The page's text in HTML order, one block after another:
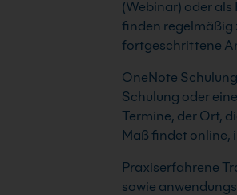
(Webinar) oder als
finden regelmäßig
fortgeschrittene
OneNote
Schulung oder
Termine, der Ort,
Maß findet online,
Praxiserfahrene
sowie